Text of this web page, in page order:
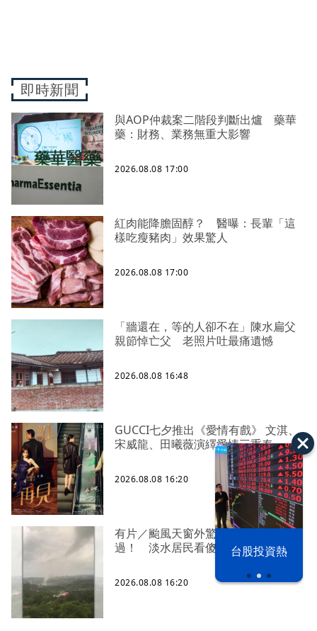
漢光42演習 台股投資熱
即時新聞
與AOP仲裁案二階段判斷出爐 藥華
藥：財務、業務無重大影響
2026.08.08 17:00
紅肉能降膽固醇？ 醫曝：長輩「這
樣吃瘦豬肉」效果驚人
2026.08.08 17:00
「牆還在，等的人卻不在」陳水扁父
親節悼亡父 老照片吐最痛遺憾
2026.08.08 16:48
GUCCI七夕推出《愛情有戲》 文淇、
宋威龍、田曦薇演繹愛情三重奏
2026.08.08 16:20
有片／颱風天窗外驚見「水龍捲」掃
過！ 淡水居民看傻了
2026.08.08 16:20